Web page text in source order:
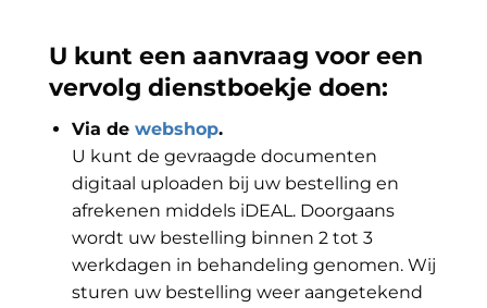
U kunt een aanvraag voor een
vervolg dienstboekje doen:
Via de webshop.
U kunt de gevraagde documenten
digitaal uploaden bij uw bestelling en
afrekenen middels iDEAL. Doorgaans
wordt uw bestelling binnen 2 tot 3
werkdagen in behandeling genomen. Wij
sturen uw bestelling weer aangetekend